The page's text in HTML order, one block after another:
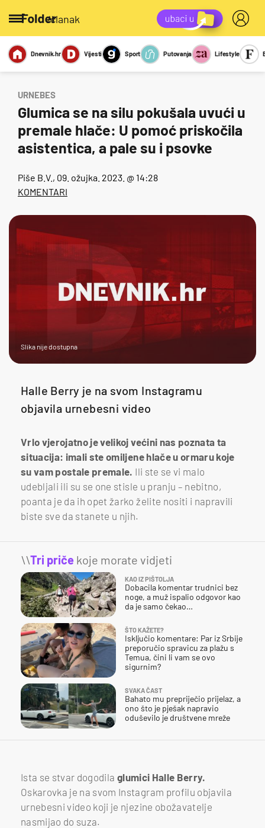
/članak
Miks Kviz
Report
Sexy
Dnevnik.hr Vijesti Sport Putovanja Lifestyle
URNEBES
Glumica se na silu pokušala uvući u
premale hlače: U pomoć priskočila
asistentica, a pale su i psovke
Piše B.V. , 09. ožujka. 2023. @ 14:28
KOMENTARI
Slika nije dostupna
Halle Berry je na svom Instagramu
objavila urnebesni video
Vrlo vjerojatno je velikoj većini nas poznata ta
situacija: imali ste omiljene hlače u ormaru koje
su vam postale premale. Ili ste se vi malo
udebljali ili su se one stisle u pranju – nebitno,
poanta je da ih opet žarko želite nositi i napravili
biste sve da stanete u njih.
\\Tri priče koje morate vidjeti
KAO IZ PIŠTOLJA
Dobacila komentar trudnici bez
noge, a muž ispalio odgovor kao
da je samo čekao…
ŠTO KAŽETE?
Isključio komentare: Par iz Srbije
preporučio spravicu za plažu s
Temua, čini li vam se ovo
sigurnim?
SVAKA ČAST
Bahato mu prepriječio prijelaz, a
ono što je pješak napravio
oduševilo je društvene mreže
Ista se stvar dogodila glumici Halle Berry.
Oskarovka je na svom Instagram profilu objavila
urnebesni video koji je njezine obožavatelje
nasmijao do suza.